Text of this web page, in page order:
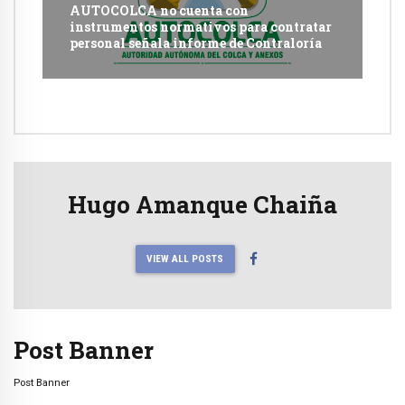
AUTOCOLCA no cuenta con
instrumentos normativos para contratar
personal señala informe de Contraloría
Hugo Amanque Chaiña
VIEW ALL POSTS
Post Banner
Post Banner